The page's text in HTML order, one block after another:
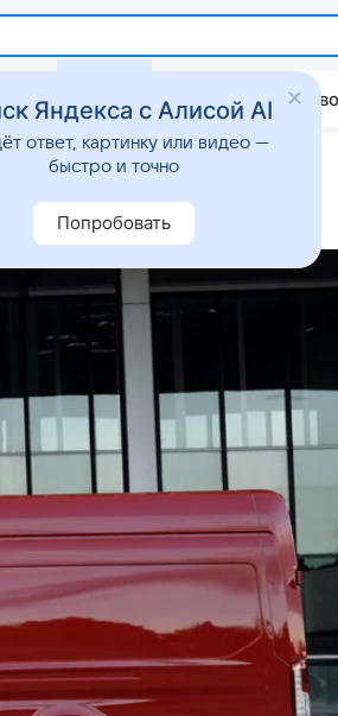
авто Штрафы и ПДД
Яндекса с Алисой AI
ответ, картинку или видео —
быстро и точно
Попробовать